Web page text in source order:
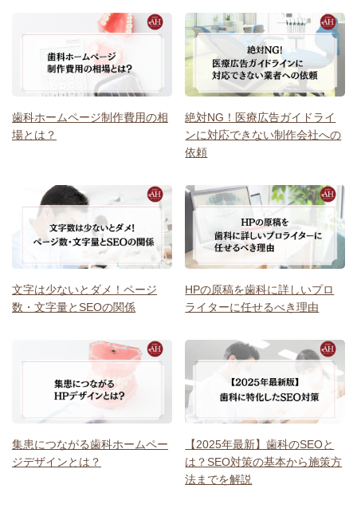
歯科ホームページ制作費用の相
場とは？
絶対NG！医療広告ガイドライ
ンに対応できない制作会社への
依頼
文字は少ないとダメ！ページ
数・文字量とSEOの関係
HPの原稿を歯科に詳しいプロ
ライターに任せるべき理由
集患につながる歯科ホームペー
ジデザインとは？
【2025年最新】歯科のSEOと
は？SEO対策の基本から施策方
法までを解説